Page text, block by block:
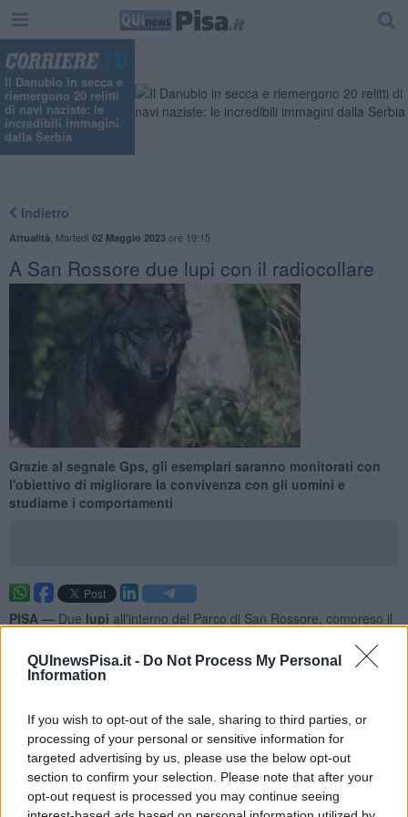
QUInewsPisa.it - Do Not Process My Personal
Information
If you wish to opt-out of the sale, sharing to third parties, or
processing of your personal or sensitive information for
targeted advertising by us, please use the below opt-out
section to confirm your selection. Please note that after your
opt-out request is processed you may continue seeing
Il Danubio in secca e
riemergono 20 relitti
di navi naziste: le
incredibili immagini
dalla Serbia
Indietro
Attualità Martedì 02 Maggio 2023ore 19:15
A San Rossore due lupi con il radiocollare
Grazie al segnale Gps, gli esemplari saranno monitorati con
l'obiettivo di migliorare la convivenza con gli uomini e
studiarne i comportamenti
PISA — Due lupi all'interno del Parco di San Rossore, compreso il
radiocollare dotato di Gps, con l'obiettivo di studiare
maggiormente i comportamenti e, così,
facilitare la convivenza
"I lupi sono in buone condizioni e ora, grazie a questa nuova
tecnologia, potranno essere studiati approfonditamente nei loro
comportamenti in un contesto mai esaminato prima, dov'è presente
una popolazione di ungulati selvatici e prossimo a insediamenti
umani - ha spiegato il professor Marco Apollonio , consulente del
Parco - inoltre, il Gps può essere predisposto peravvertire